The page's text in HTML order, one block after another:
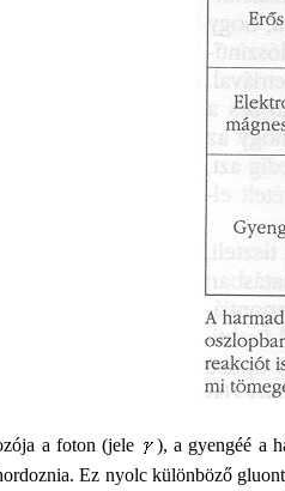
a foton (jele ), a gyengéé a
Ez nyolc különböző